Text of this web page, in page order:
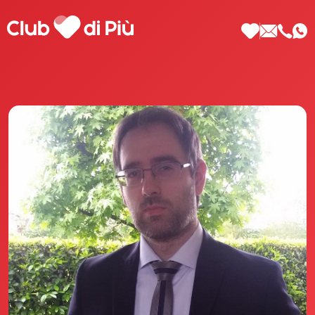
Scopri Club di Più
Le testimonianze Club di Più
La fondatrice Valeria Pilla
Annunci Donne
Agenzia matrimoniale Club di Più
Love Notebook